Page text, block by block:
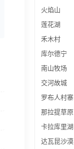
火焰山
莲花湖
禾木村
库尔德宁
南山牧场
交河故城
罗布人村寨
那拉提草原
卡拉库里湖
达瓦昆沙漠